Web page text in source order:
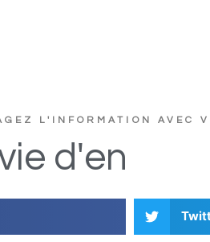
L'INFORMATION AVEC
d'en